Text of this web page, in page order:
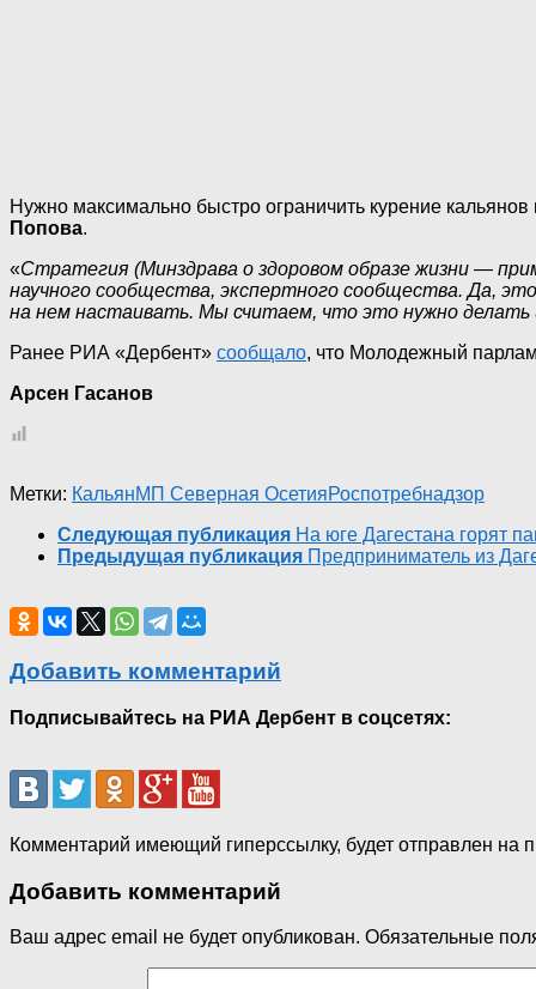
Нужно максимально быстро ограничить курение
Попова.
«Стратегия (Минздрава о здоровом образе жизни —
научного сообщества, экспертного сообщества. Да,
на нем настаивать. Мы считаем, что это нужно
Ранее РИА «Дербент» сообщало, что Молодежный
Арсен Гасанов
Метки: КальянМП Северная ОсетияРоспотребнадзор
Следующая публикация На юге Дагестана горят
Предыдущая публикация Предприниматель из
Добавить комментарий
Подписывайтесь на РИА Дербент в соцсетях:
Комментарий имеющий гиперссылку, будет отправлен на
Добавить комментарий
Ваш адрес email не будет опубликован. Обязательные